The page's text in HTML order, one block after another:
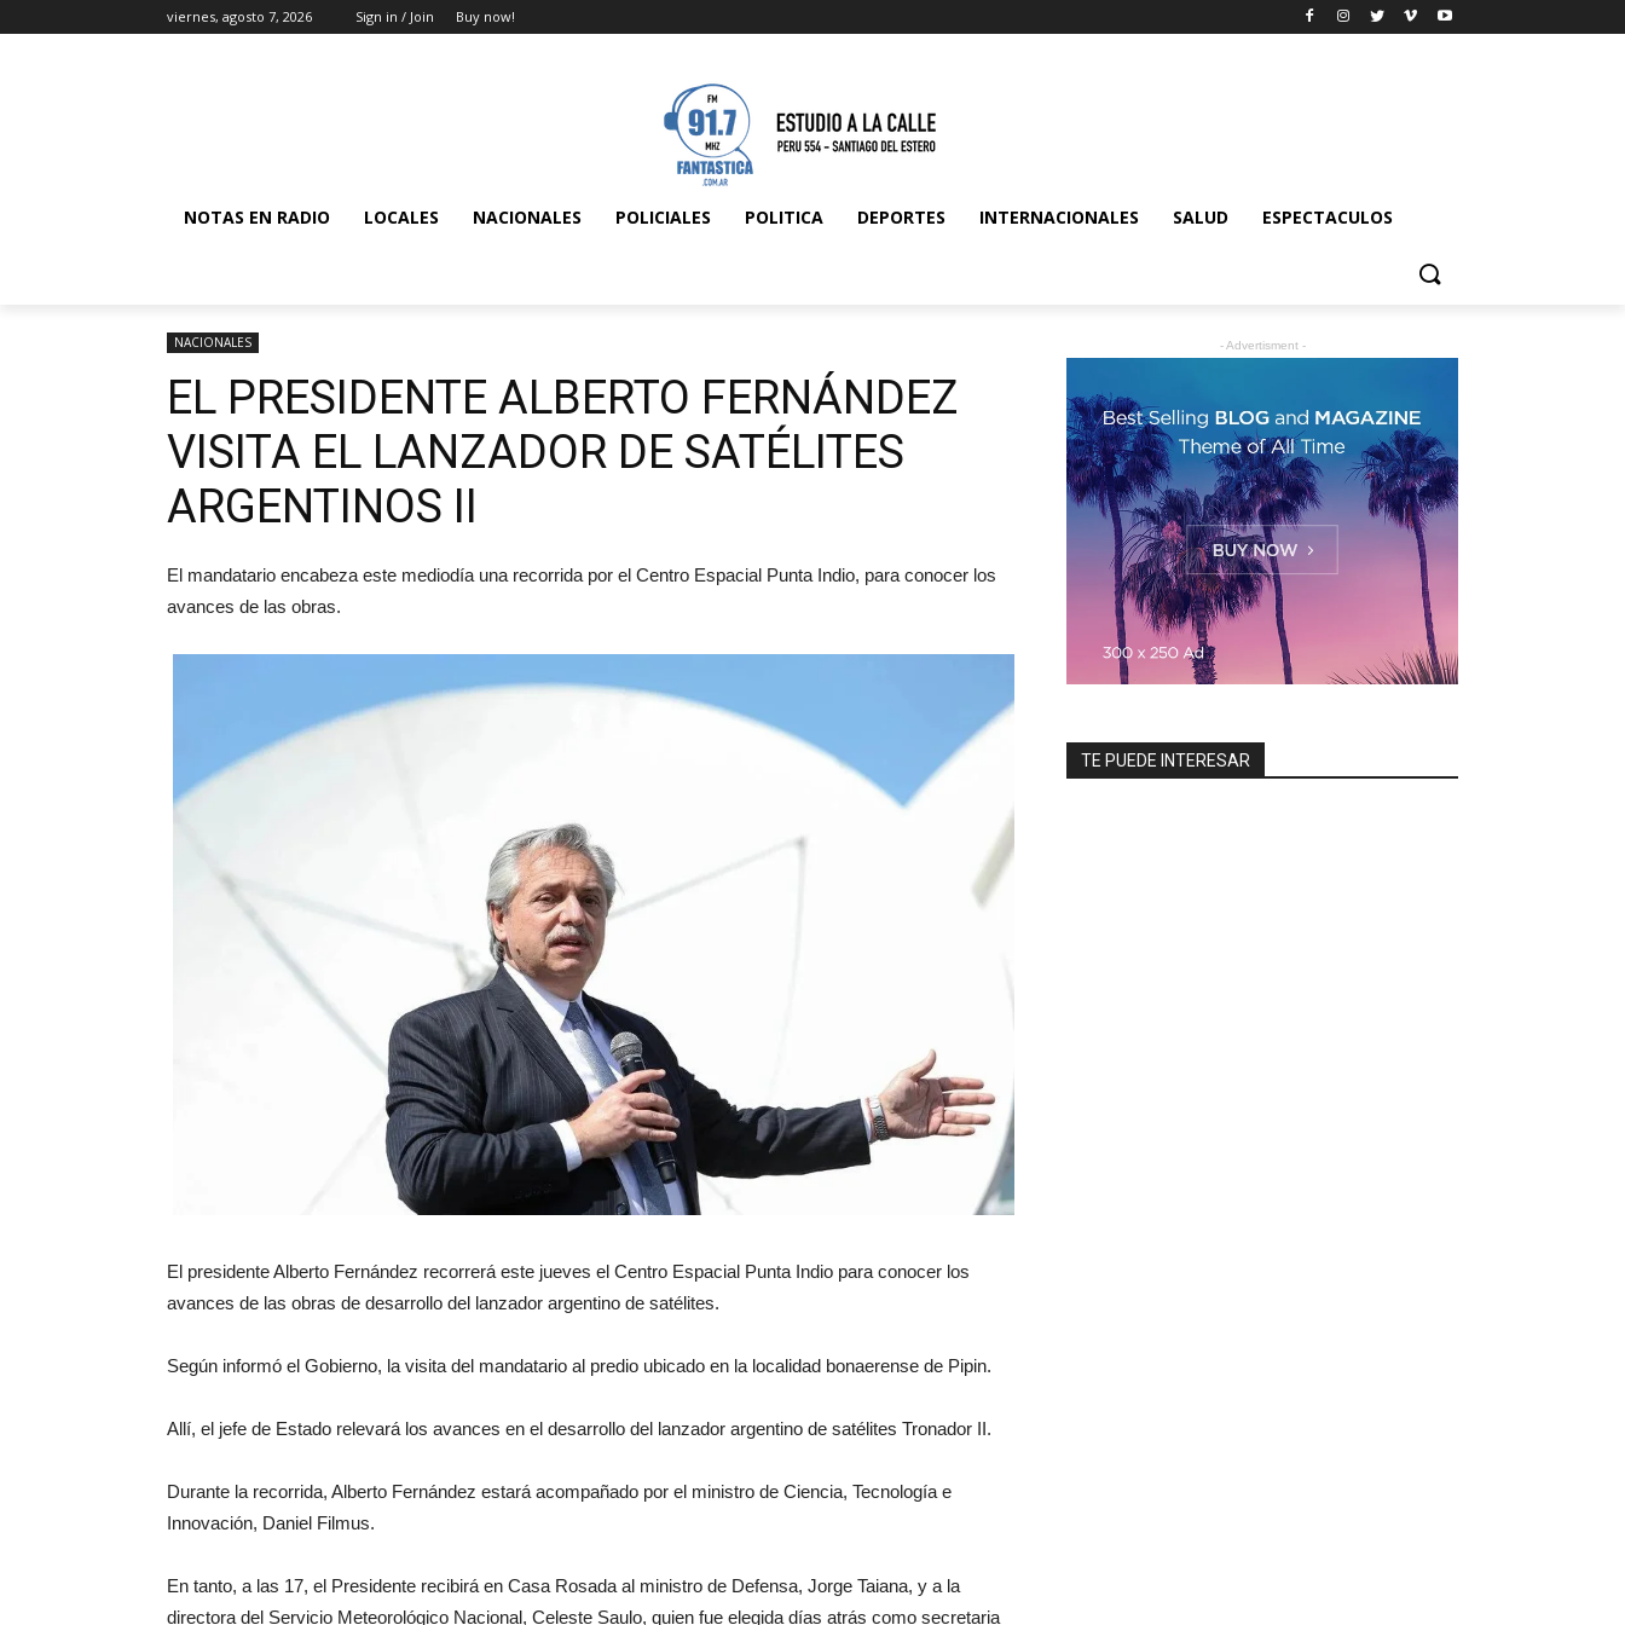
viernes, agosto 7, 2026 Sign in / Join Buy now!
NOTAS EN RADIO LOCALES NACIONALES POLICIALES POLITICA DEPORTES INTERNACIONALES SALUD ESPECTACULOS
NACIONALES
EL PRESIDENTE ALBERTO FERNÁNDEZ
VISITA EL LANZADOR DE SATÉLITES
ARGENTINOS II
El mandatario encabeza este mediodía una recorrida por el Centro Espacial Punta Indio, para conocer los
avances de las obras.
El presidente Alberto Fernández recorrerá este jueves el Centro Espacial Punta Indio para conocer los
avances de las obras de desarrollo del lanzador argentino de satélites.
Según informó el Gobierno, la visita del mandatario al predio ubicado en la localidad bonaerense de Pipin.
Allí, el jefe de Estado relevará los avances en el desarrollo del lanzador argentino de satélites Tronador II.
Durante la recorrida, Alberto Fernández estará acompañado por el ministro de Ciencia, Tecnología e
Innovación, Daniel Filmus.
En tanto, a las 17, el Presidente recibirá en Casa Rosada al ministro de Defensa, Jorge Taiana, y a la
directora del Servicio Meteorológico Nacional, Celeste Saulo, quien fue elegida días atrás como secretaria
- Advertisment -
TE PUEDE INTERESAR